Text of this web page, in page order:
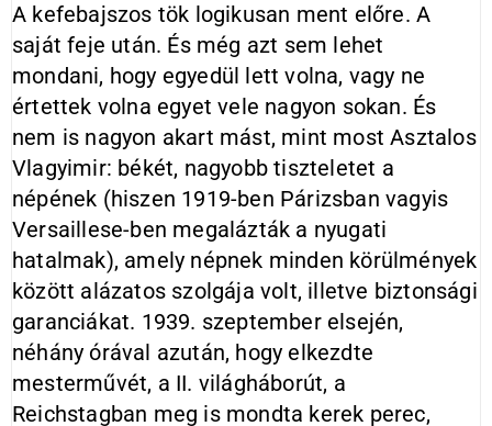
A kefebajszos tök logikusan ment előre. A
saját feje után. És még azt sem lehet
mondani, hogy egyedül lett volna, vagy ne
értettek volna egyet vele nagyon sokan. És
nem is nagyon akart mást, mint most Asztalos
Vlagyimir: békét, nagyobb tiszteletet a
népének (hiszen 1919-ben Párizsban vagyis
Versaillese-ben megalázták a nyugati
hatalmak), amely népnek minden körülmények
között alázatos szolgája volt, illetve biztonsági
garanciákat. 1939. szeptember elsején,
néhány órával azután, hogy elkezdte
mesterművét, a II. világháborút, a
Reichstagban meg is mondta kerek perec,